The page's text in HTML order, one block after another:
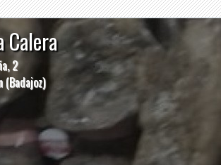
Calera
2
(Badajoz)